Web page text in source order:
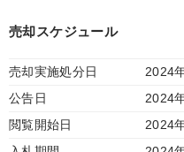
売却スケジュール
売却実施処分日
2024
公告日
2024
閲覧開始日
2024